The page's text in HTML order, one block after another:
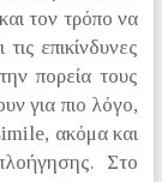
τον τρόπο να
επικίνδυνες
πορεία τους
για πιο λόγο,
ακόμα και
Στο